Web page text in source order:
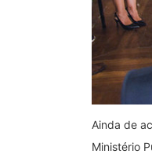
Ainda de
Ministério